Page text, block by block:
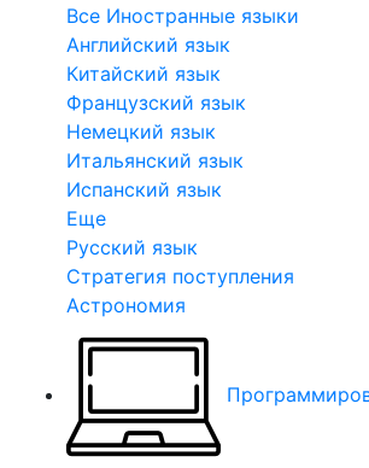
Все Иностранные языки
Английский язык
Китайский язык
Французский язык
Немецкий язык
Итальянский язык
Испанский язык
Еще
Русский язык
Стратегия поступления
Астрономия